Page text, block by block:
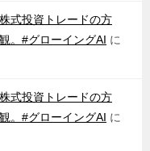
式投資トレードの方
。#グローイングAI に
式投資トレードの方
。#グローイングAI に